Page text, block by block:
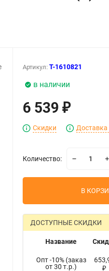
Артикул:T-1610821
в наличии
6 539₽
Скидки Доставка
Количество:
В
ДОСТУПНЫЕ СКИДКИ
Название
Опт -10% (заказ
от 30 т.р.)
₽